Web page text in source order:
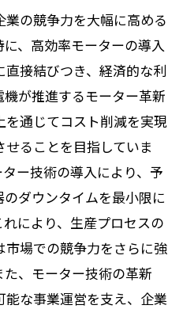
の競争力を大幅に高める
、高効率モーターの導入
接結びつき、経済的な利
が推進するモーター革新
通じてコスト削減を実現
ることを目指していま
ー技術の導入により、予
ダウンタイムを最小限に
により、生産プロセスの
場での競争力をさらに強
、モーター技術の革新
な事業運営を支え、企業